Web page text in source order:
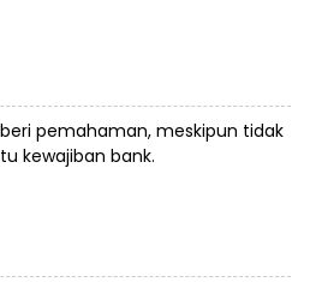
pemahaman, meskipun tidak
kewajiban bank.